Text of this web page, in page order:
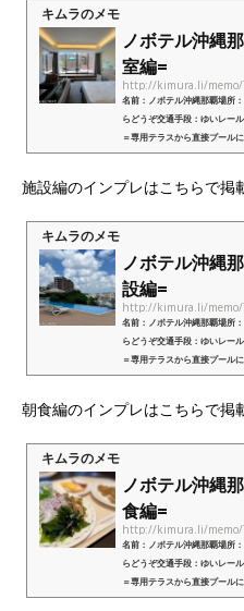
キムラのメモ
ノボテル沖縄
室編=
http://kimura.li/memo/
名前：ノボテル沖縄那覇場所
らどうぞ交通手段：ゆいレ
＝専用テラスから直接プール
ゾートホテル外部リンク：ノ
施設編のインプレはこちらで掲
キムラのメモ
ノボテル沖縄
設編=
http://kimura.li/memo/
名前：ノボテル沖縄那覇場所
らどうぞ交通手段：ゆいレ
＝専用テラスから直接プール
ゾートホテル外部リンク：ノ
朝食編のインプレはこちらで掲
キムラのメモ
ノボテル沖縄
食編=
http://kimura.li/memo/
名前：ノボテル沖縄那覇場所
らどうぞ交通手段：ゆいレ
＝専用テラスから直接プール
ゾートホテル外部リンク：ノ